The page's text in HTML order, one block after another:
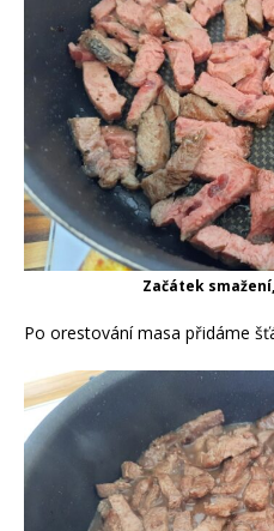
Začátek
Po orestování masa přidáme